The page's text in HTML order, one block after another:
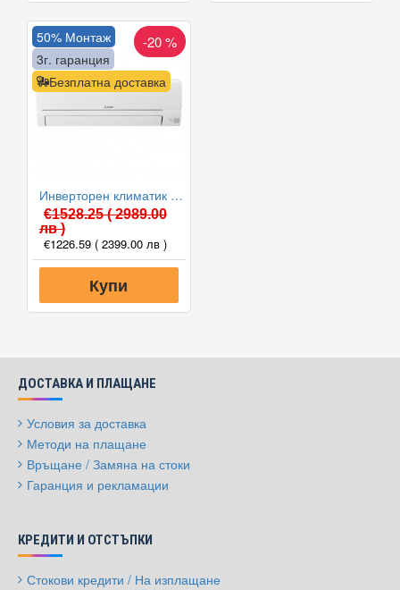
Безплатна доставка
50% Монтаж
3г. гаранция
-20 %
Инверторен климатик Mitsubishi Electric MSZ-HR50VF/MUZ-HR50VF, 18000 BTU, Клас A++
€1528.25( 2989.00
лв )
€1226.59 ( 2399.00 лв )
Купи
ДОСТАВКА И ПЛАЩАНЕ
Условия за доставка
Методи на плащане
Връщане / Замяна на стоки
Гаранция и рекламации
КРЕДИТИ И ОТСТЪПКИ
Стокови кредити / На изплащане